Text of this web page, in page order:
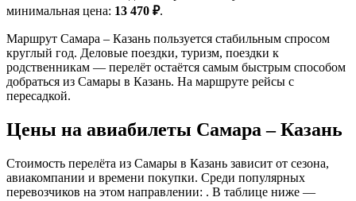
минимальная цена: 13 470 ₽.
Маршрут Самара – Казань пользуется стабильным спросом
круглый год. Деловые поездки, туризм, поездки к
родственникам — перелёт остаётся самым быстрым способом
добраться из Самары в Казань. На маршруте рейсы с
пересадкой.
Цены на авиабилеты Самара – Казань
Стоимость перелёта из Самары в Казань зависит от сезона,
авиакомпании и времени покупки. Среди популярных
перевозчиков на этом направлении: . В таблице ниже —